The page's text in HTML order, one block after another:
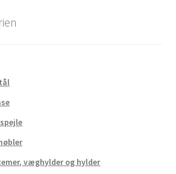
væghylder og hylder